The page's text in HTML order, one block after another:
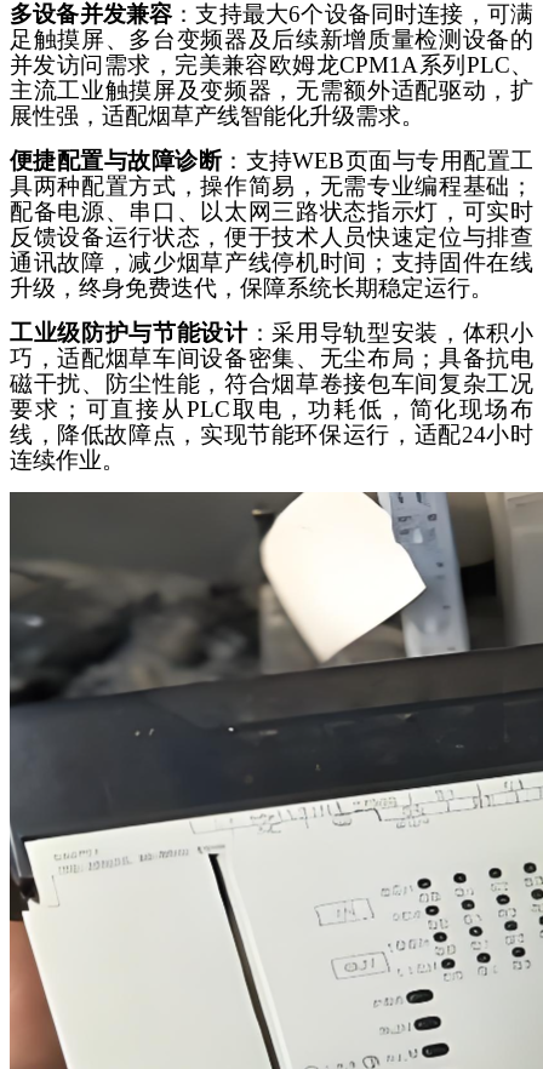
多设备并发兼容 ：支持最大6个设备同时连接，可满
足触摸屏、多台变频器及后续新增质量检测设备的
并发访问需求，完美兼容欧姆龙CPM1A系列PLC、
主流工业触摸屏及变频器，无需额外适配驱动，扩
展性强，适配烟草产线智能化升级需求。
便捷配置与故障诊断：支持WEB页面与专用配置工
具两种配置方式，操作简易，无需专业编程基础；
配备电源、串口、以太网三路状态指示灯，可实时
反馈设备运行状态，便于技术人员快速定位与排查
通讯故障，减少烟草产线停机时间；支持固件在线
升级，终身免费迭代，保障系统长期稳定运行。
工业级防护与节能设计：采用导轨型安装，体积小
巧，适配烟草车间设备密集、无尘布局；具备抗电
磁干扰、防尘性能，符合烟草卷接包车间复杂工况
要求；可直接从PLC取电，功耗低，简化现场布
线，降低故障点，实现节能环保运行，适配24小时
连续作业。